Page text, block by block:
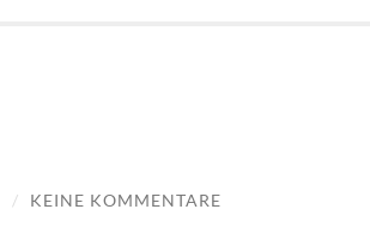
/ KEINE KOMMENTARE